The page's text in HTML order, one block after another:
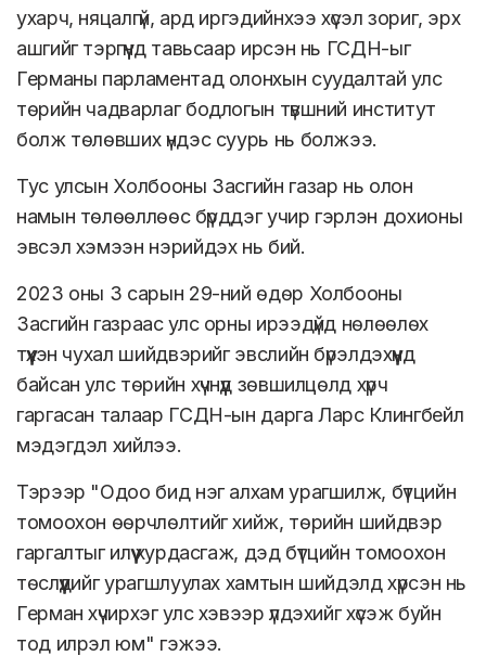
ухарч, няцалгүй, ард иргэдийнхээ хүсэл зориг, эрх
ашгийг тэргүүнд тавьсаар ирсэн нь ГСДН-ыг
Германы парламентад олонхын суудалтай улс
төрийн чадварлаг бодлогын түвшний институт
болж төлөвших үндэс суурь нь болжээ.
Тус улсын Холбооны Засгийн газар нь олон
намын төлөөллөөс бүрддэг учир гэрлэн дохионы
эвсэл хэмээн нэрийдэх нь бий.
2023 оны 3 сарын 29-ний өдөр Холбооны
Засгийн газраас улс орны ирээдүйд нөлөөлөх
түүхэн чухал шийдвэрийг эвслийн бүрэлдэхүүнд
байсан улс төрийн хүчнүүд зөвшилцөлд хүрч
гаргасан талаар ГСДН-ын дарга Ларс Клингбейл
мэдэгдэл хийлээ.
Тэрээр "Одоо бид нэг алхам урагшилж, бүтцийн
томоохон өөрчлөлтийг хийж, төрийн шийдвэр
гаргалтыг илүү хурдасгаж, дэд бүтцийн томоохон
төслүүдийг урагшлуулах хамтын шийдэлд хүрсэн нь
Герман хүчирхэг улс хэвээр үлдэхийг хүсэж буйн
тод илрэл юм" гэжээ.